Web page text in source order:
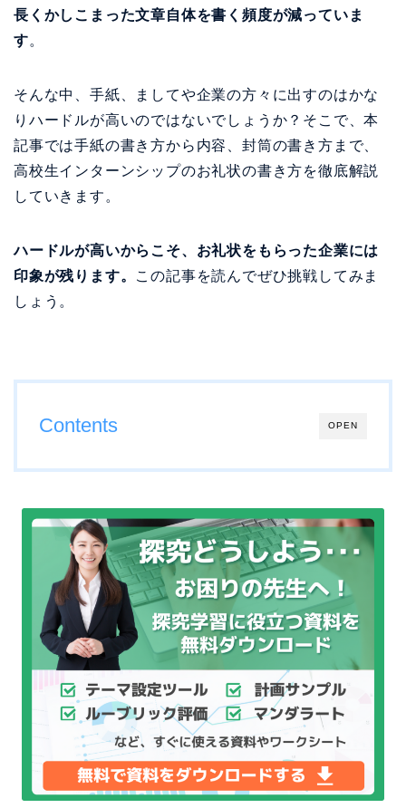
長くかしこまった文章自体を書く頻度が減っていま
す。
そんな中、手紙、ましてや企業の方々に出すのはかな
りハードルが高いのではないでしょうか？そこで、本
記事では手紙の書き方から内容、封筒の書き方まで、
高校生インターンシップのお礼状の書き方を徹底解説
していきます。
ハードルが高いからこそ、お礼状をもらった企業には
印象が残ります。 この記事を読んでぜひ挑戦してみま
しょう。
OPEN
Contents